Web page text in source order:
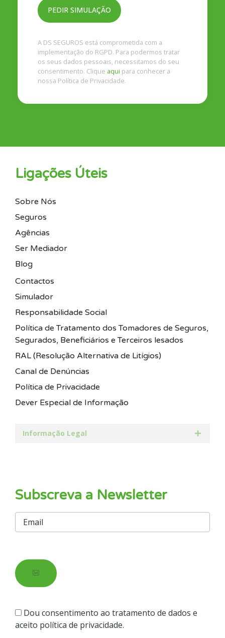
A DS SEGUROS está comprometida com a
implementação do RGPD. Para podermos tratar
os seus dados pessoais, necessitamos do seu
consentimento. Clique aqui para conhecer a
nossa Política de Privacidade.
Ligações Úteis
Sobre Nós
Seguros
Agências
Ser Mediador
Blog
Contactos
Simulador
Responsabilidade Social
Política de Tratamento dos Tomadores de Seguros,
Segurados, Beneficiários e Terceiros lesados
RAL (Resolução Alternativa de Litígios)
Canal de Denúncias
Política de Privacidade
Dever Especial de Informação
Informação Legal
Subscreva a Newsletter
Dou consentimento ao tratamento de dados e
aceito política de privacidade.